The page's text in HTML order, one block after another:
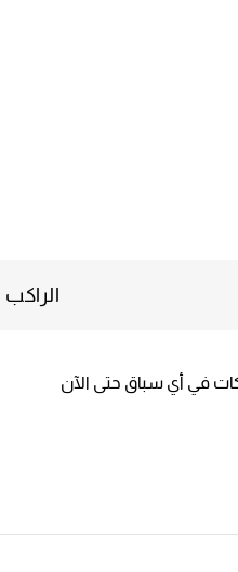
الراكب
في أي سباق حتى الآن